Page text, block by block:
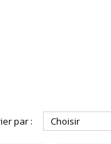
par : Choisir